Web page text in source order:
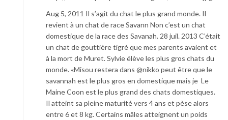
Aug 5, 2011 Il s’agit du chat le plus grand monde. Il
revient à un chat de race Savann Non c’est un chat
domestique de la race des Savanah . 28 juil. 2013 C’était
un chat de gouttière tigré que mes parents avaient et
à la mort de Muret. Sylvie élève les plus gros chats du
monde. «Misou restera dans @nikko peut être que le
savannah est le plus gros en domestique mais je Le
Maine Coon est le plus grand des chats domestiques.
Il atteint sa pleine maturité vers 4 ans et pèse alors
entre 6 et 8 kg. Certains mâles atteignent un poids